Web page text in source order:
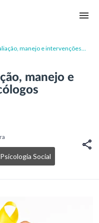
manejo e intervenções
manejo e
Psicologia Social